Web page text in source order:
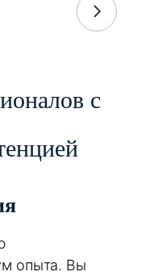
с
опыта. Вы